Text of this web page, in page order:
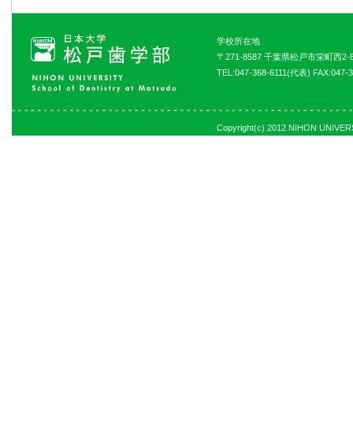
学校所在地
〒271-8587 千葉県松戸市栄町西2-
TEL:047-368-6111(代表) FAX:047-
Copyright(c) 2012 NIHON